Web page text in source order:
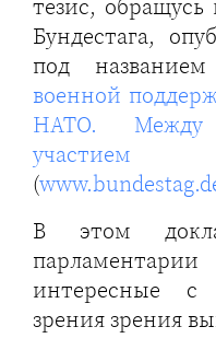
тезис, обращусь
Бундестага,
под названием
военной
НАТО. Между
участием
(
В этом
интересные с
зрения зрения